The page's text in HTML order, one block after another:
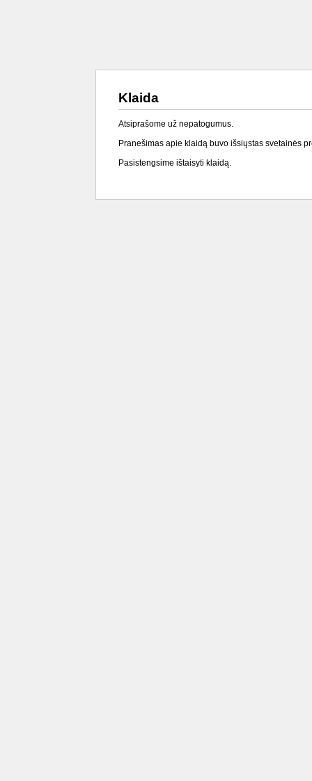
Klaida
Atsiprašome už nepatogumus.
Pranešimas apie klaidą buvo išsiųstas svetainės
Pasistengsime ištaisyti klaidą.